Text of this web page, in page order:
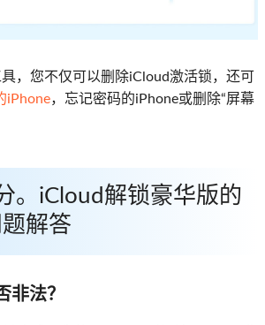
，您不仅可以删除iCloud激活锁，还可
iPhone，忘记密码的iPhone或删除“屏幕
。iCloud解锁豪华版的
解答
非法？